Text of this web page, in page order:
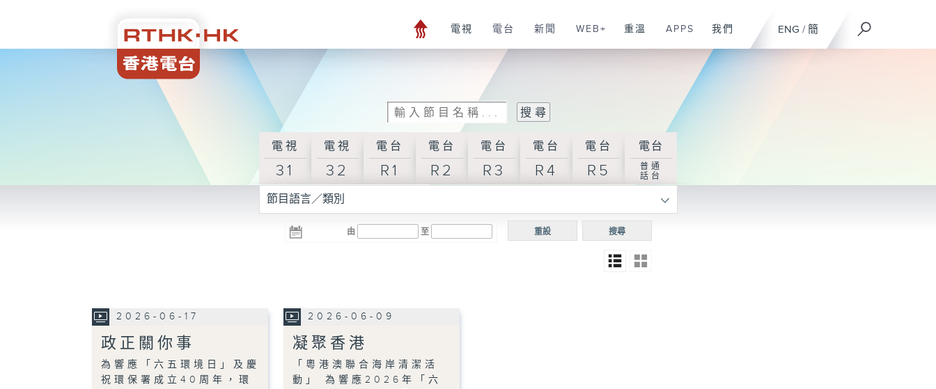
ENG / 簡
電視 電台 新聞 WEB+ 重溫 APPS 我們
電視
31
電視
32
電台
R1
電台
R2
電台
R3
電台
R4
電台
R5
電台
普通
話台
節目語言／類別
由 至 搜尋
重設
2026-06-17
政正關你事
為響應「六五環境日」及慶
祝環保署成立40周年，環
2026-06-09
凝聚香港
「粵港澳聯合海岸清潔活
動」 為響應2026年「六